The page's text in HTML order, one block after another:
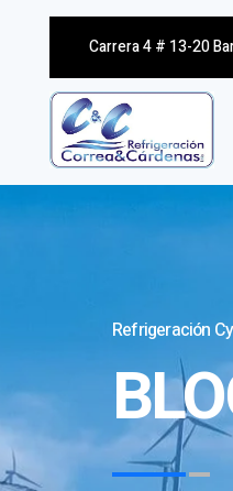
Carrera 4 # 13-20
Refrigeración